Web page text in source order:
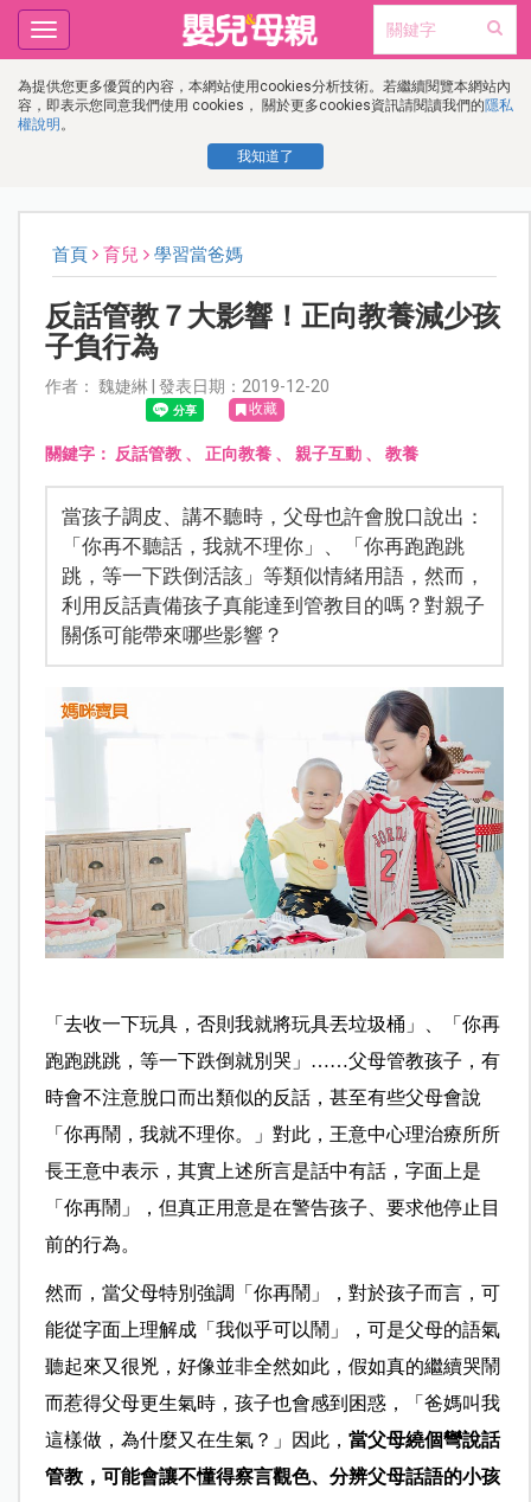
為提供您更多優質的內容，本網站使用cookies分析技術。若繼續閱覽本網站內
容，即表示您同意我們使用 cookies， 關於更多cookies資訊請閱讀我們的隱私
權說明 。
我知道了
Toggle
navigation
首頁 育兒 學習當爸媽
反話管教７大影響！正向教養減少孩
子負行為
作者： 魏婕綝 | 發表日期：2019-12-20
收藏
關鍵字： 反話管教、 正向教養、 親子互動、 教養
當孩子調皮、講不聽時，父母也許會脫口說出：
「你再不聽話，我就不理你」、「你再跑跑跳
跳，等一下跌倒活該」等類似情緒用語，然而，
利用反話責備孩子真能達到管教目的嗎？對親子
關係可能帶來哪些影響？
「去收一下玩具，否則我就將玩具丟垃圾桶」、「你再
跑跑跳跳，等一下跌倒就別哭」……父母管教孩子，有
時會不注意脫口而出類似的反話，甚至有些父母會說
「你再鬧，我就不理你。」對此，王意中心理治療所所
長王意中表示，其實上述所言是話中有話，字面上是
「你再鬧」，但真正用意是在警告孩子、要求他停止目
前的行為。
然而，當父母特別強調「你再鬧」，對於孩子而言，可
能從字面上理解成「我似乎可以鬧」，可是父母的語氣
聽起來又很兇，好像並非全然如此，假如真的繼續哭鬧
而惹得父母更生氣時，孩子也會感到困惑，「爸媽叫我
這樣做，為什麼又在生氣？」因此， 當父母繞個彎說話
管教，可能會讓不懂得察言觀色、分辨父母話語的小孩